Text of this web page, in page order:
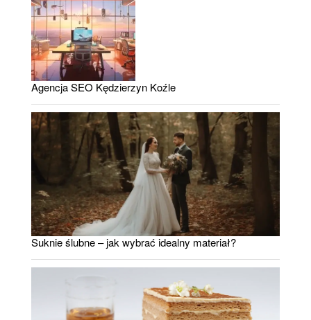
Agencja SEO Kędzierzyn Koźle
Suknie ślubne – jak wybrać idealny materiał?